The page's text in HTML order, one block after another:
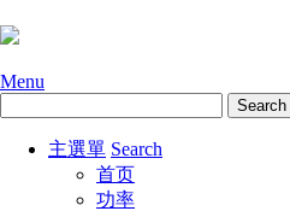
Menu
主選單 Search
首页
功率